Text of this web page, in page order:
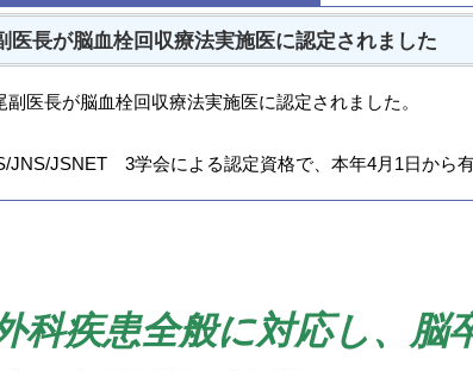
医長が脳血栓回収療法実施医に認定されました
副医長が脳血栓回収療法実施医に認定されました。
JNS/JSNET 3学会による認定資格で、本年4月1日から有
科疾患全般に対応し、脳